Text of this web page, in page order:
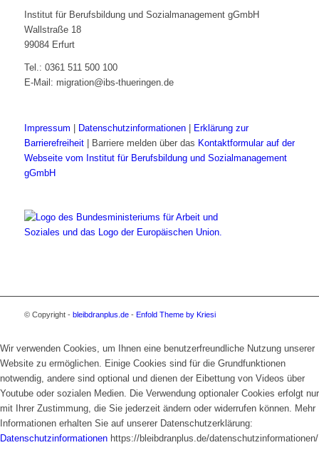
Institut für Berufsbildung und Sozialmanagement gGmbH
Wallstraße 18
99084 Erfurt
Tel.: 0361 511 500 100
E-Mail: migration@ibs-thueringen.de
Impressum Datenschutzinformationen|
Erklärung zur
Barrierefreiheit| Barriere melden über das Kontaktformular auf der
Webseite vom Institut für Berufsbildung und Sozialmanagement
gGmbH
© Copyright - bleibdranplus.de- Enfold Theme by Kriesi
Wir verwenden Cookies, um Ihnen eine benutzerfreundliche Nutzung unserer
Website zu ermöglichen. Einige Cookies sind für die Grundfunktionen
notwendig, andere sind optional und dienen der Eibettung von Videos über
Youtube oder sozialen Medien. Die Verwendung optionaler Cookies erfolgt nur
mit Ihrer Zustimmung, die Sie jederzeit ändern oder widerrufen können. Mehr
Informationen erhalten Sie auf unserer Datenschutzerklärung:
Datenschutzinformationen https://bleibdranplus.de/datenschutzinformationen/